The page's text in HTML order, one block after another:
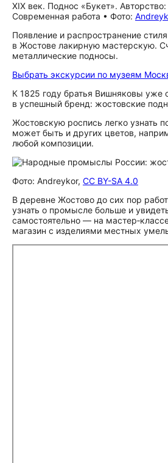
XIX век. Поднос «Букет».
Современная работа • Фото:
Появление и распространение
в Жостове лакирную мастерскую.
металлические подносы.
Выбрать экскурсии по музеям
К 1825 году братья Вишняковы
в успешный бренд: жостовские
Жостовскую роспись легко узнать
может быть и других цветов,
любой композиции.
Фото: Andreykor, CC BY-SA 4.0
В деревне Жостово до сих пор
узнать о промысле больше и
самостоятельно — на
магазин с изделиями местных